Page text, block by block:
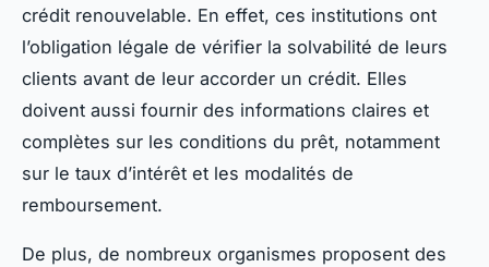
crédit renouvelable. En effet, ces institutions ont
l’obligation légale de vérifier la solvabilité de leurs
clients avant de leur accorder un crédit. Elles
doivent aussi fournir des informations claires et
complètes sur les conditions du prêt, notamment
sur le taux d’intérêt et les modalités de
remboursement.
De plus, de nombreux organismes proposent des